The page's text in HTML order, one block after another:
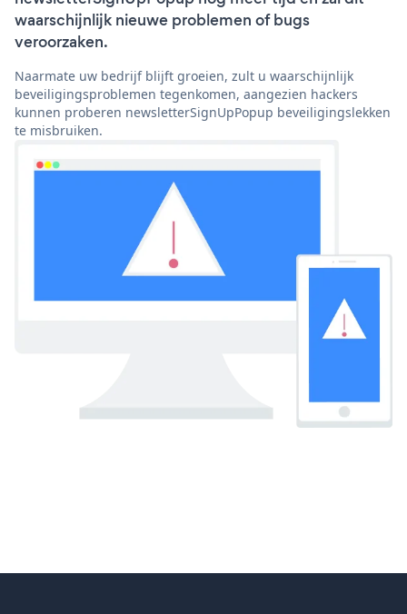
waarschijnlijk nieuwe problemen of bugs
veroorzaken.
Naarmate uw bedrijf blijft groeien, zult u waarschijnlijk
beveiligingsproblemen tegenkomen, aangezien hackers
kunnen proberen newsletterSignUpPopup beveiligingslekken
te misbruiken.